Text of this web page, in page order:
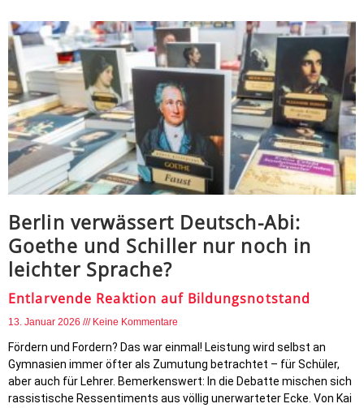
Berlin verwässert Deutsch-Abi:
Goethe und Schiller nur noch in
leichter Sprache?
Entlarvende Reaktion auf Bildungsnotstand
13. Januar 2026 Keine Kommentare
Fördern und Fordern? Das war einmal! Leistung wird selbst an
Gymnasien immer öfter als Zumutung betrachtet – für Schüler,
aber auch für Lehrer. Bemerkenswert: In die Debatte mischen sich
rassistische Ressentiments aus völlig unerwarteter Ecke. Von Kai